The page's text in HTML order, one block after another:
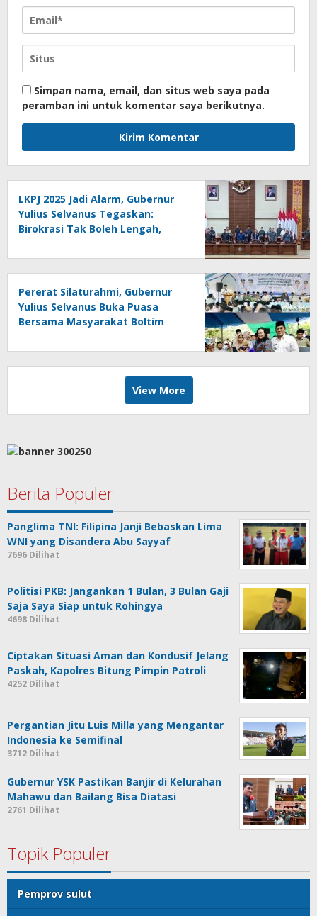
Simpan nama, email, dan situs web saya pada
peramban ini untuk komentar saya berikutnya.
LKPJ 2025 Jadi Alarm, Gubernur
Yulius Selvanus Tegaskan:
Birokrasi Tak Boleh Lengah,
Pererat Silaturahmi, Gubernur
Yulius Selvanus Buka Puasa
Bersama Masyarakat Boltim
View More
Berita Populer
Panglima TNI: Filipina Janji Bebaskan Lima
WNI yang Disandera Abu Sayyaf
7696 Dilihat
Politisi PKB: Jangankan 1 Bulan, 3 Bulan Gaji
Saja Saya Siap untuk Rohingya
4698 Dilihat
Ciptakan Situasi Aman dan Kondusif Jelang
Paskah, Kapolres Bitung Pimpin Patroli
4252 Dilihat
Pergantian Jitu Luis Milla yang Mengantar
Indonesia ke Semifinal
3712 Dilihat
Gubernur YSK Pastikan Banjir di Kelurahan
Mahawu dan Bailang Bisa Diatasi
2761 Dilihat
Topik Populer
Pemprov sulut